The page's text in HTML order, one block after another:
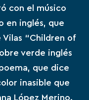
con el músico
en inglés, que
“Children of
verde inglés
que dice
inasible que
López Merino.